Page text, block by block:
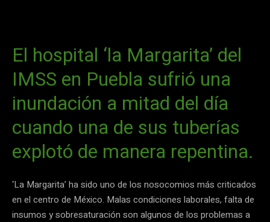
El hospital ‘la Margarita’ del
IMSS en Puebla sufrió una
inundación a mitad del día
cuando una de sus tuberías
explotó de manera repentina.
‘La Margarita’ ha sido uno de los nosocomios más criticados
en el centro de México. Malas condiciones laborales, falta de
insumos y sobresaturación son algunos de los problemas a